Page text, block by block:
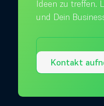
Ideen zu treffen.
und Dein
Kontakt